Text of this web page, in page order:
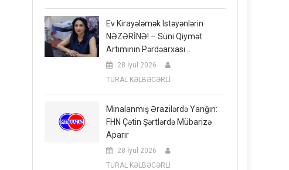
Ev Kirayələmək Istəyənlərin
NƏZƏRİNƏ! – Süni Qiymət
Artımının Pərdəarxası…
28 İyul 2026
TURAL KƏLBƏCƏRLİ
Minalanmış Ərazilərdə Yanğın:
FHN Çətin Şərtlərdə Mübarizə
Aparır
28 İyul 2026
TURAL KƏLBƏCƏRLİ